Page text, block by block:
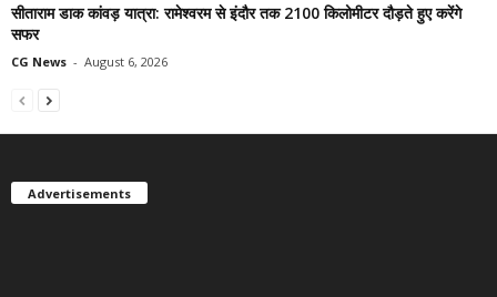
सीताराम डाक कांवड़ यात्रा: रामेश्वरम से इंदौर तक 2100 किलोमीटर दौड़ते हुए करेंगे
सफर
CG News - August 6, 2026
Advertisements